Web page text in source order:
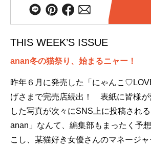
THIS WEEK’S ISSUE
anan冬の猫祭り、始まるニャー！
昨年６月に発売した「にゃんこ
げさまで完売店続出！ 表紙に皆様が
した写真が次々にSNS上に投稿され
anan」なんて、編集部もまったく予
こし、某猫好き女優さんのマネージ